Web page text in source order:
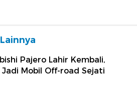
Pajero Lahir Kembali,
Jadi Mobil Off-road Sejati